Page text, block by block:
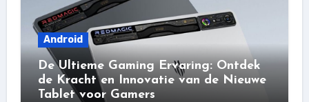
Android
De Ultieme Gaming Ervaring: Ontdek
de Kracht en Innovatie van de Nieuwe
Tablet voor Gamers